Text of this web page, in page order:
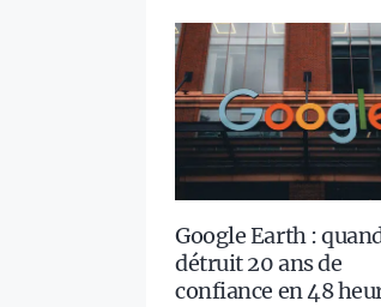
Google Earth :
détruit 20 ans de
confiance en 48